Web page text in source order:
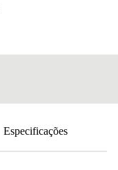
Especificações